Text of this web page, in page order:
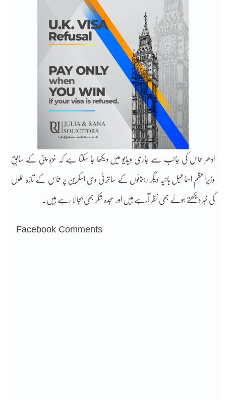
ادھر حماس کی جانب سے جاری ویڈیو میں دیکھا جا سکتا ہے کہ غزہ پٹی کے سابق
وزیراعظم اسماعیل ہانیہ دیگر رہنمائوں کے ساتھ ٹی وی اسکرین پر حماس کے تازہ حملوں
کی خبر دیکھتے ہوئے بھی نظر آرہے ہیں اور سجدہ شکر بھی بجا لا رہے ہیں۔
Facebook Comments